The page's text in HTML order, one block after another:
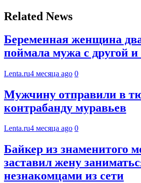
Related News
Беременная женщина
поймала мужа с другой и
Lenta.ru4 месяца ago 0
Мужчину отправили в
контрабанду муравьев
Lenta.ru4 месяца ago 0
Байкер из знаменитого
заставил жену
незнакомцами из сети